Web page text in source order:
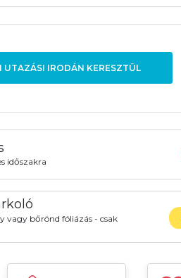
UTAZÁSI IRODÁN KERESZTÜL
időszakra
vagy bőrönd fóliázás - csak